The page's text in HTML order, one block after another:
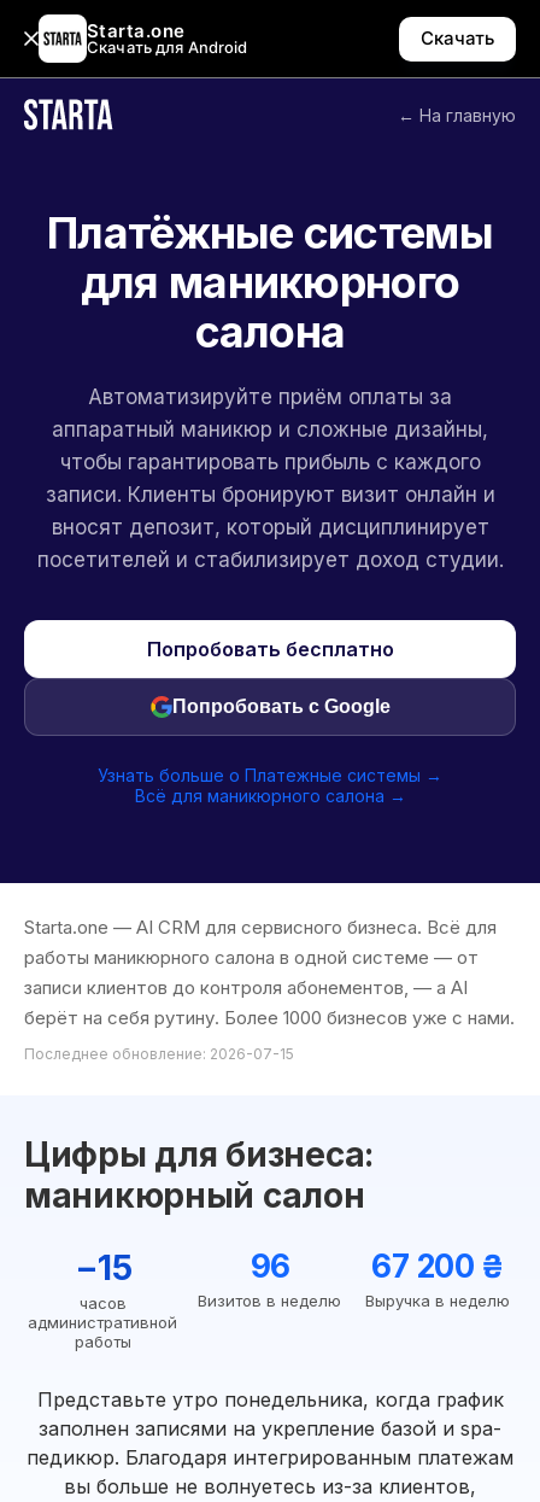
Starta.one
Скачать для Android Скачать
← На главную
Платёжные системы
для маникюрного
салона
Автоматизируйте приём оплаты за
аппаратный маникюр и сложные дизайны,
чтобы гарантировать прибыль с каждого
записи. Клиенты бронируют визит онлайн и
вносят депозит, который дисциплинирует
посетителей и стабилизирует доход студии.
Попробовать бесплатно
Попробовать с Google
Узнать больше о Платежные системы →
Всё для маникюрного салона →
Starta.one — AI CRM для сервисного бизнеса. Всё для
работы маникюрного салона в одной системе — от
записи клиентов до контроля абонементов, — а AI
берёт на себя рутину. Более 1000 бизнесов уже с нами.
Последнее обновление: 2026-07-15
Цифры для бизнеса:
маникюрный салон
−15
часов
административной
работы
96
Визитов в неделю
67 200 ₴
Выручка в неделю
Представьте утро понедельника, когда график
заполнен записями на укрепление базой и spa-
педикюр. Благодаря интегрированным платежам
вы больше не волнуетесь из-за клиентов,